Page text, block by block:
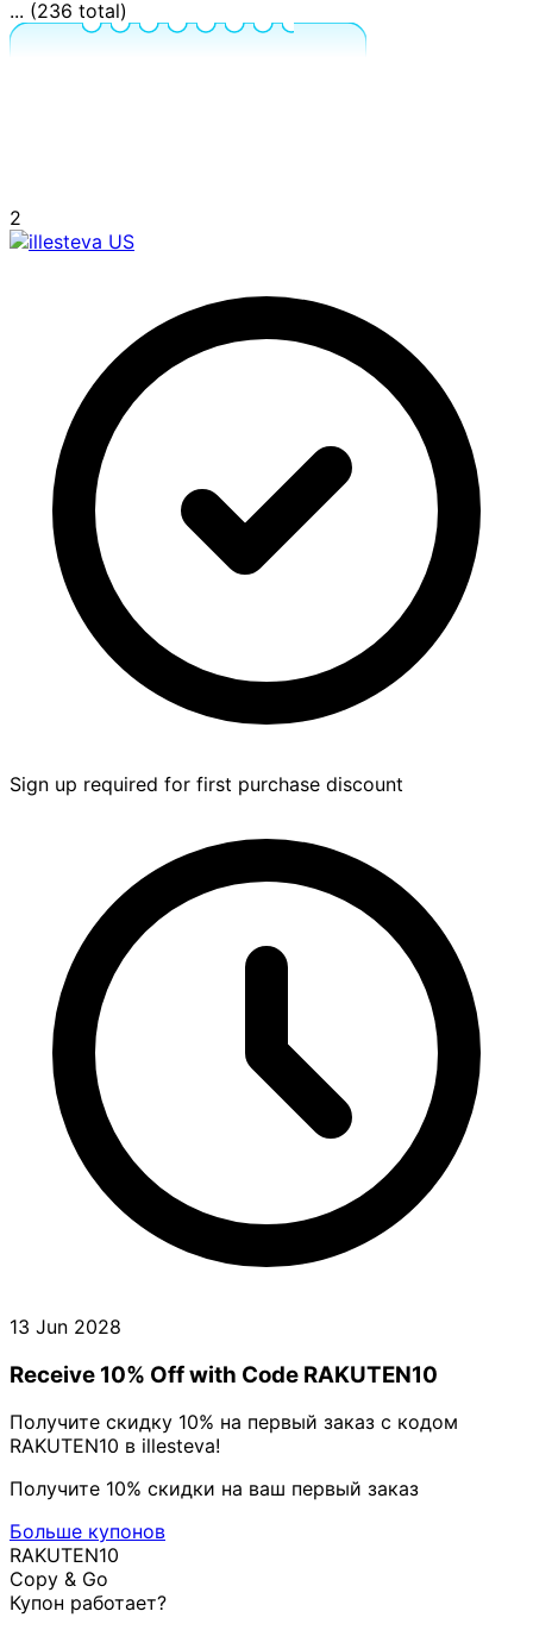
... (236 total)
2
Sign up required for first purchase discount
13 Jun 2028
Receive 10% Off with Code RAKUTEN10
Получите скидку 10% на первый заказ с кодом
RAKUTEN10 в illesteva!
Получите 10% скидки на ваш первый заказ
Больше купонов
RAKUTEN10
Copy & Go
Купон работает?